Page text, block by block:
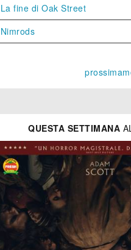
La fine di Oak Street
Nimrods
QUESTA SETTIMANA